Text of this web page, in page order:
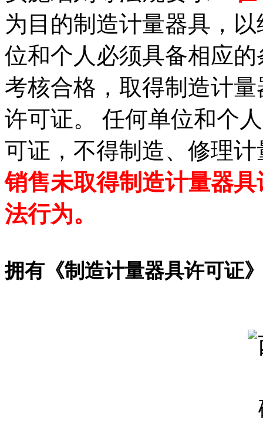
为目的制造计量器具，
位和个人必须具备相应
考核合格，取得制造计
许可证。 任何单位和个
可证，不得制造、修理
销售未取得制造计量器
法行为。
拥有《制造计量器具许可证